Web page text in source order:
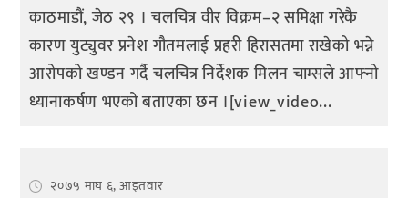
काठमाडौं, जेठ २९ । चलचित्र वीर विक्रम–२ समिक्षा गरेकै
कारण युट्युवर प्रनेश गौतमलाई प्रहरी हिरासतमा राखेको भन्ने
आरोपको खण्डन गर्दै चलचित्र निर्देशक मिलन चाम्सले आफ्नो
ध्यानाकर्षण भएको बताएका छन ।[view_video...
२०७५ माघ ६, आइतवार